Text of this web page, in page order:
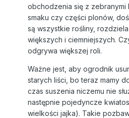
obchodzenia się z zebranymi
smaku czy części plonów,
są wszystkie rośliny,
większych i ciemniejszych.
odgrywa większej roli.
Ważne jest, aby ogrodnik
starych liści, bo teraz mamy
czas suszenia niczemu nie
następnie pojedyncze
wielkości jajka). Takie